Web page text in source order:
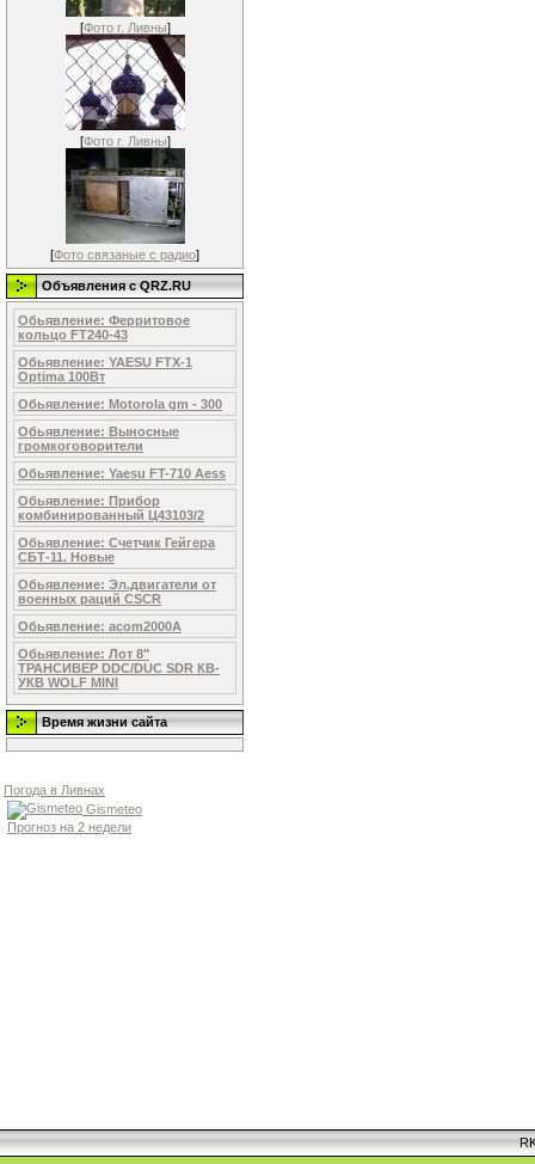
[Фото г. Ливны]
[Фото г. Ливны]
[Фото связаные с радио]
Объявления c QRZ.RU
Обьявление: Ферритовое
кольцо FT240-43
Обьявление: YAESU FTX-1
Optima 100Вт
Обьявление: Motorola gm - 300
Обьявление: Выносные
громкоговорители
Обьявление: Yaesu FT-710 Aess
Обьявление: Прибор
комбинированный Ц43103/2
Обьявление: Счетчик Гейгера
СБТ-11. Новые
Обьявление: Эл.двигaтели от
военных рaций СSСR
Обьявление: acom2000A
Обьявление: Лот 8"
ТРАНСИВЕР DDC/DUC SDR КВ-
УКВ WOLF MINI
Время жизни сайта
Погода в Ливнах
Gismeteo
Прогноз на 2 недели